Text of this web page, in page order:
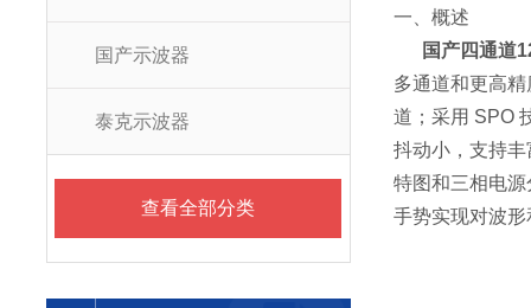
国产示波器
泰克示波器
查看全部分类
一、概述
国产四通道
多通道和更高
道；采用 SPO
抖动小，支持
特图和三相电
手势实现对波